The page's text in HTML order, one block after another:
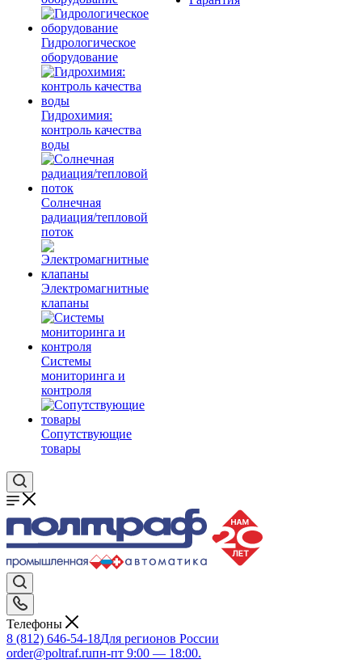
Гидрологическое
оборудование
Гидрохимия:
контроль качества
воды
Солнечная
радиация/тепловой
поток
Электромагнитные
клапаны
Системы
мониторинга и
контроля
Сопутствующие
товары
Телефоны
8 (812) 646-54-18Для регионов России
order@poltraf.ruпн-пт 9:00 — 18:00.